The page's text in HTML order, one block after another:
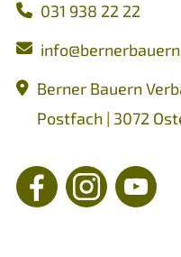
031 938 22 22
nf
b rn rb rn
Berner Bauern
Postfach | 3072